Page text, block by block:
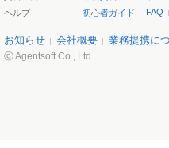
ヘルプ
初心者ガイド FAQ
お知らせ 会社概要 業務提携に
ⓒ Agentsoft Co., Ltd.